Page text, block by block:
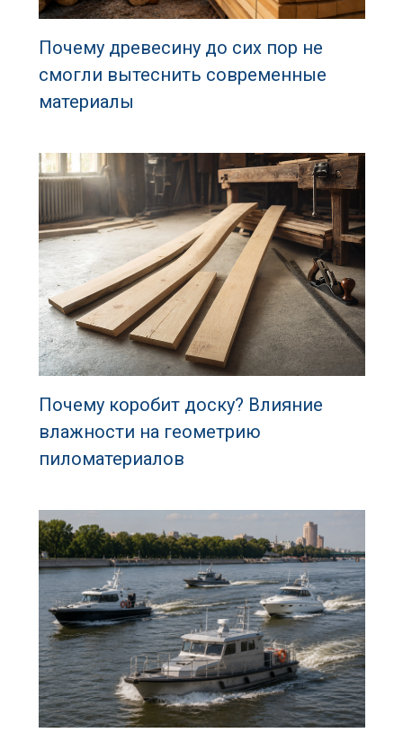
Почему древесину до сих пор не
смогли вытеснить современные
материалы
Почему коробит доску? Влияние
влажности на геометрию
пиломатериалов